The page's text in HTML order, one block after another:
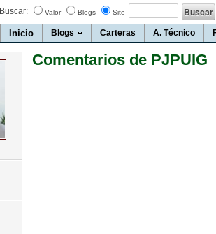
Buscar: Valor Blogs Site
Inicio Blogs Carteras A. Técnico
Comentarios de PJPUIG